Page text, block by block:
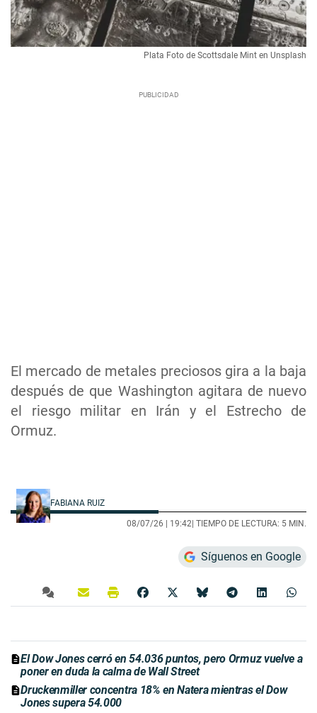
El mercado de metales preciosos gira a la baja
después de que Washington agitara de nuevo
el riesgo militar en Irán y el Estrecho de
Ormuz.
Plata Foto de Scottsdale Mint en Unsplash
FABIANA RUIZ
08/07/26 | 19:42| TIEMPO DE LECTURA: 5 MIN.
Síguenos en Google
El Dow Jones cerró en 54.036 puntos, pero Ormuz vuelve a
poner en duda la calma de Wall Street
Druckenmiller concentra 18% en Natera mientras el Dow
Jones supera 54.000